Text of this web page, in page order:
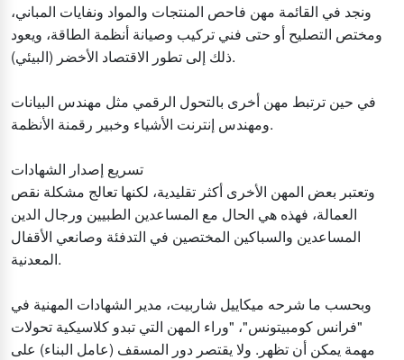
ونجد في القائمة مهن فاحص المنتجات والمواد ونفايات المباني،
ومختص التصليح أو حتى فني تركيب وصيانة أنظمة الطاقة، ويعود
ذلك إلى تطور الاقتصاد الأخضر (البيئي).
في حين ترتبط مهن أخرى بالتحول الرقمي مثل مهندس البيانات
ومهندس إنترنت الأشياء وخبير رقمنة الأنظمة.
تسريع إصدار الشهادات
وتعتبر بعض المهن الأخرى أكثر تقليدية، لكنها تعالج مشكلة نقص
العمالة، فهذه هي الحال مع المساعدين الطبيين ورجال الدين
المساعدين والسباكين المختصين في التدفئة وصانعي الأقفال
المعدنية.
وبحسب ما شرحه ميكاييل شاربيت، مدير الشهادات المهنية في
"فرانس كومبيتونس"، "وراء المهن التي تبدو كلاسيكية تحولات
مهمة يمكن أن تظهر. ولا يقتصر دور المسقف (عامل البناء) على